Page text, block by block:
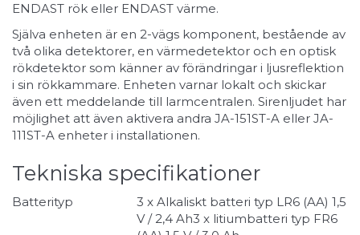
ENDAST rök eller ENDAST värme.
Själva enheten är en 2-vägs komponent, bestående av
två olika detektorer, en värmedetektor och en optisk
rökdetektor som känner av förändringar i ljusreflektion
i sin rökkammare. Enheten varnar lokalt och skickar
även ett meddelande till larmcentralen. Sirenljudet har
möjlighet att även aktivera andra JA-151ST-A eller JA-
111ST-A enheter i installationen.
Tekniska specifikationer
Batterityp
3 x Alkaliskt batteri typ LR6 (AA) 1,5
V / 2,4 Ah3 x litiumbatteri typ FR6